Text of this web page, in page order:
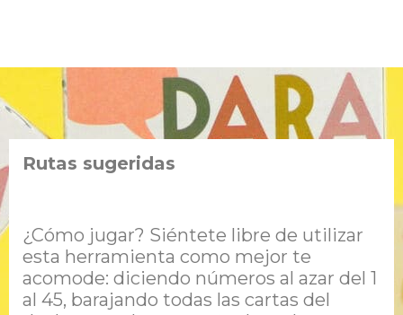
Rutas sugeridas
¿Cómo jugar? Siéntete libre de utilizar
esta herramienta como mejor te
acomode: diciendo números al azar del 1
al 45, barajando todas las cartas del